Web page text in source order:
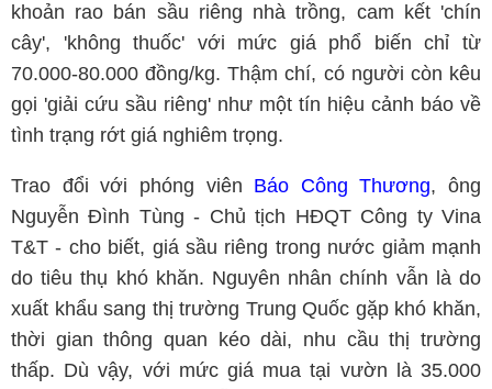
khoản rao bán sầu riêng nhà trồng, cam kết 'chín
cây', 'không thuốc' với mức giá phổ biến chỉ từ
70.000-80.000 đồng/kg. Thậm chí, có người còn kêu
gọi 'giải cứu sầu riêng' như một tín hiệu cảnh báo về
tình trạng rớt giá nghiêm trọng.
Trao đổi với phóng viên Báo Công Thương, ông
Nguyễn Đình Tùng - Chủ tịch HĐQT Công ty Vina
T&T - cho biết, giá sầu riêng trong nước giảm mạnh
do tiêu thụ khó khăn. Nguyên nhân chính vẫn là do
xuất khẩu sang thị trường Trung Quốc gặp khó khăn,
thời gian thông quan kéo dài, nhu cầu thị trường
thấp. Dù vậy, với mức giá mua tại vườn là 35.000